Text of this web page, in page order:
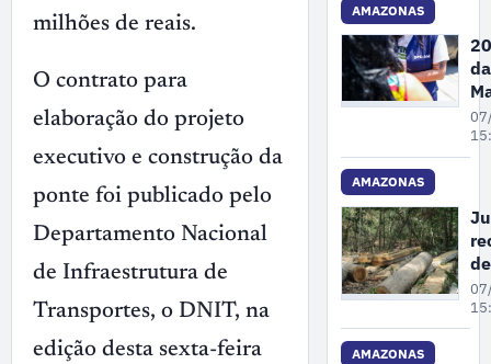
milhões de reais.
O contrato para
elaboração do projeto
executivo e construção da
ponte foi publicado pelo
Departamento Nacional
de Infraestrutura de
Transportes, o DNIT, na
edição desta sexta-feira
AMAZONAS
de
AMAZONAS
AMAZONAS